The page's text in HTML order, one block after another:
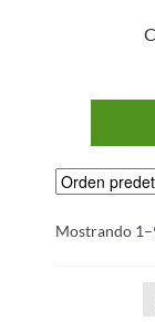
Mostrando